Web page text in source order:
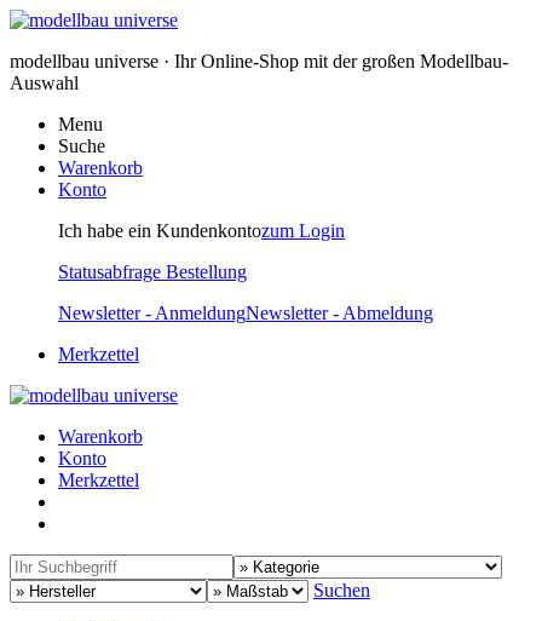
modellbau universe · Ihr Online-Shop mit der großen Modellbau-
Auswahl
Menu
Suche
Warenkorb
Konto
Ich habe ein Kundenkontozum Login
Statusabfrage Bestellung
Newsletter - AnmeldungNewsletter - Abmeldung
Merkzettel
Warenkorb
Konto
Merkzettel
Suchen